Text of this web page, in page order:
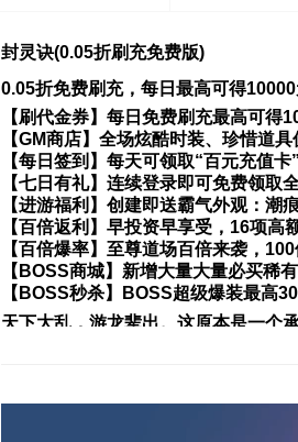
封灵诀(0.05折刷充免费版)
0.05折免费刷充，每日最高可得
【刷代金券】每日免费刷充最高可得
【GM商店】全场炫酷时装、珍惜道
【每日签到】每天可领取“百元充值
【七日有礼】连续登录即可免费领取
【进游福利】创建即送霸气外观：潮
【百倍返利】早投资早享受，16项
【百倍爆率】至尊道场百倍来袭，
【BOSS商城】新增大量大量必买稀
【BOSS秒杀】BOSS超级爆装最高
天下大乱，游龙辈出。这原本是一个